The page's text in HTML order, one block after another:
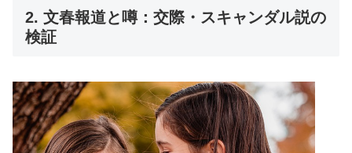
2. 文春報道と噂：交際・スキャンダル説の
検証